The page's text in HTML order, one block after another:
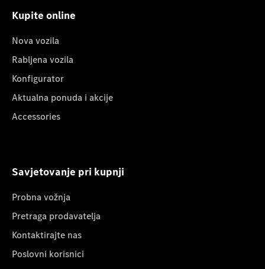
Kupite online
Nova vozila
Rabljena vozila
Konfigurator
Aktualna ponuda i akcije
Accessories
Savjetovanje pri kupnji
Probna vožnja
Pretraga prodavatelja
Kontaktirajte nas
Poslovni korisnici